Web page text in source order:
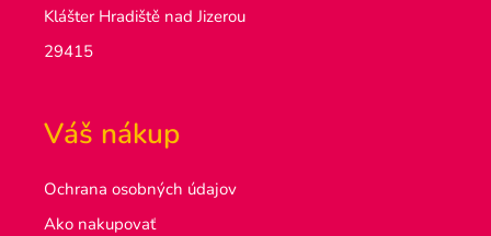
Klášter Hradiště nad Jizerou
29415
Váš nákup
Ochrana osobných údajov
Ako nakupovať